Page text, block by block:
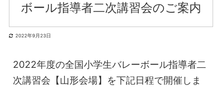
ボール指導者二次講習会のご案内
2022年9月23日
2022年度の全国小学生バレーボール指導者二
次講習会【山形会場】を下記日程で開催しま